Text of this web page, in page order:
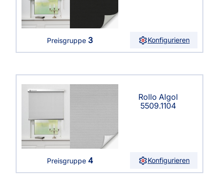
Preisgruppe 3 Konfigurieren
Rollo Algol
5509.1104
Preisgruppe 4 Konfigurieren